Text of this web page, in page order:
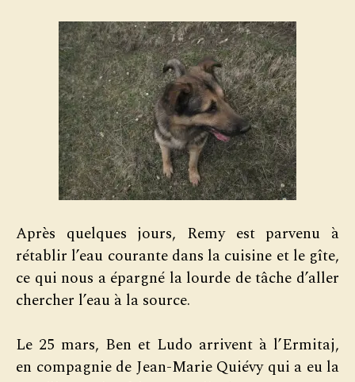
Après quelques jours, Remy est parvenu à
rétablir l’eau courante dans la cuisine et le gîte,
ce qui nous a épargné la lourde de tâche d’aller
chercher l’eau à la source.
Le 25 mars, Ben et Ludo arrivent à l’Ermitaj,
en compagnie de Jean-Marie Quiévy qui a eu la